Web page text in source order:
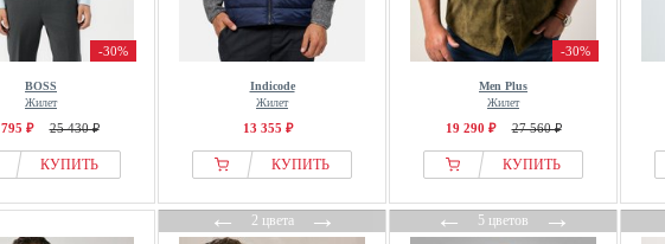
-30%
BOSS
Жилет
₽ 25 430 ₽
КУПИТЬ
Indicode
Жилет
13 355 ₽
КУПИТЬ
-30%
Men Plus
Жилет
19 290 ₽ 27 560 ₽
КУПИТЬ
←2 цвета→ ←5 цветов→